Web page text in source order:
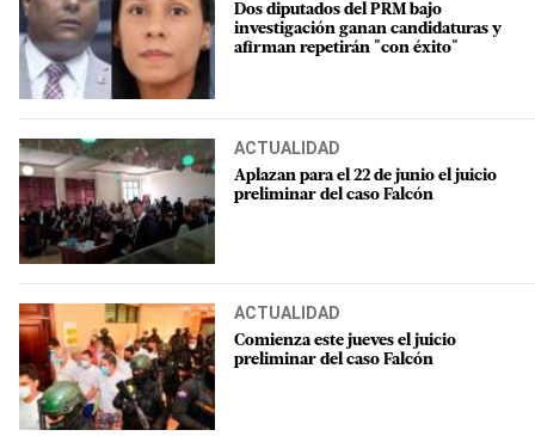
Dos diputados del PRM bajo
investigación ganan candidaturas y
afirman repetirán "con éxito"
ACTUALIDAD
Aplazan para el 22 de junio el juicio
preliminar del caso Falcón
ACTUALIDAD
Comienza este jueves el juicio
preliminar del caso Falcón